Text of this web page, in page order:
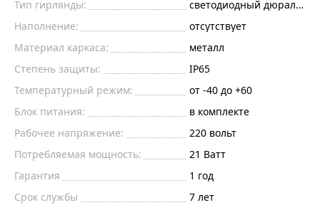
Тип гирлянды:
светодиодный дюралайт
Наполнение:
отсутствует
Материал каркаса:
металл
Степень защиты:
IP65
Температурный режим:
от -40 до +60
Блок питания:
в комплекте
Рабочее напряжение:
220 вольт
Потребляемая мощность:
21 Ватт
Гарантия
1 год
Срок службы
7 лет